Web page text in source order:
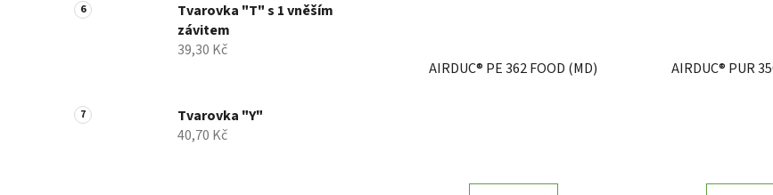
Tvarovka "T" s 1 vněším
závitem
39,30 Kč
Tvarovka "Y"
40,70 Kč
AIRDUC® PE 362 FOOD (MD) AIRDUC® PUR